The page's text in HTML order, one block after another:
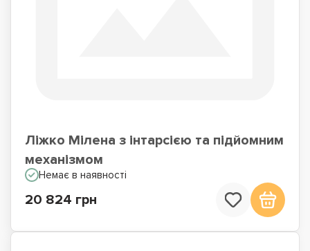
Ліжко Мілена з інтарсією та підйомним
механізмом
Немає в наявності
20 824 грн